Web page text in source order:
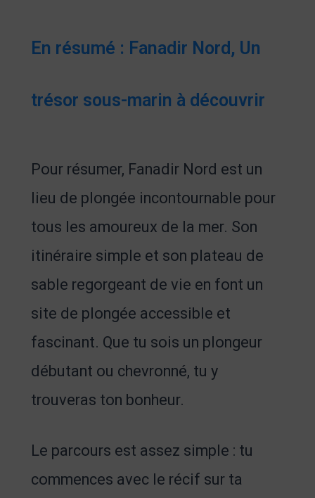
En résumé : Fanadir Nord, Un
trésor sous-marin à découvrir
Pour résumer, Fanadir Nord est un
lieu de plongée incontournable pour
tous les amoureux de la mer. Son
itinéraire simple et son plateau de
sable regorgeant de vie en font un
site de plongée accessible et
fascinant. Que tu sois un plongeur
débutant ou chevronné, tu y
trouveras ton bonheur.
Le parcours est assez simple : tu
commences avec le récif sur ta